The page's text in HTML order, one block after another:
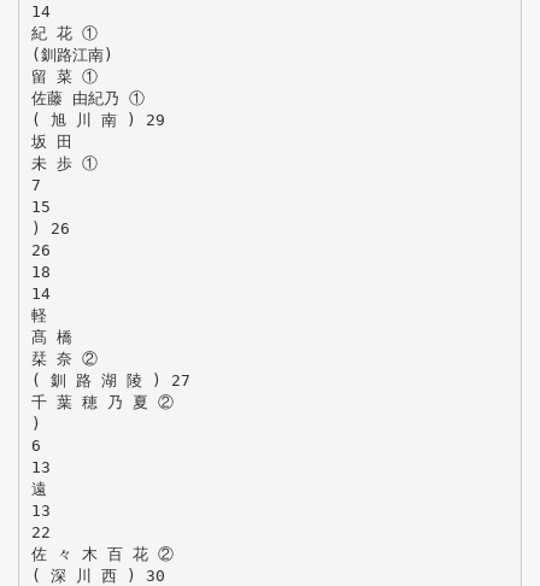
14
紀 花 ①
(釧路江南)
留 菜 ①
佐藤 由紀乃 ①
( 旭 川 南 ) 29
坂 田
未 歩 ①
7
15
) 26
26
18
14
軽
髙 橋
栞 奈 ②
( 釧 路 湖 陵 ) 27
千 葉 穂 乃 夏 ②
)
6
13
遠
13
22
佐 々 木 百 花 ②
( 深 川 西 ) 30